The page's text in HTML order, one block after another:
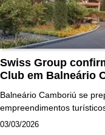
Swiss Group
Club em Balneário
Balneário Camboriú se
empreendimentos
03/03/2026